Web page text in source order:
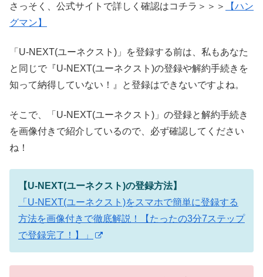
さっそく、公式サイトで詳しく確認はコチラ＞＞＞
【ハン
グマン】
「U-NEXT(ユーネクスト)」を登録する前は、私もあなた
と同じで『U-NEXT(ユーネクスト)の登録や解約手続きを
知って納得していない！』と登録はできないですよね。
そこで、「U-NEXT(ユーネクスト)」の登録と解約手続き
を画像付きで紹介しているので、必ず確認してください
ね！
【U-NEXT(ユーネクスト)の登録方法】
「U-NEXT(ユーネクスト)をスマホで簡単に登録する
方法を画像付きで徹底解説！【たったの3分7ステップ
で登録完了！】」